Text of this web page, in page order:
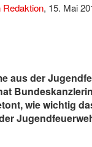
Redaktion, 15. Mai
aus der
wie wichtig